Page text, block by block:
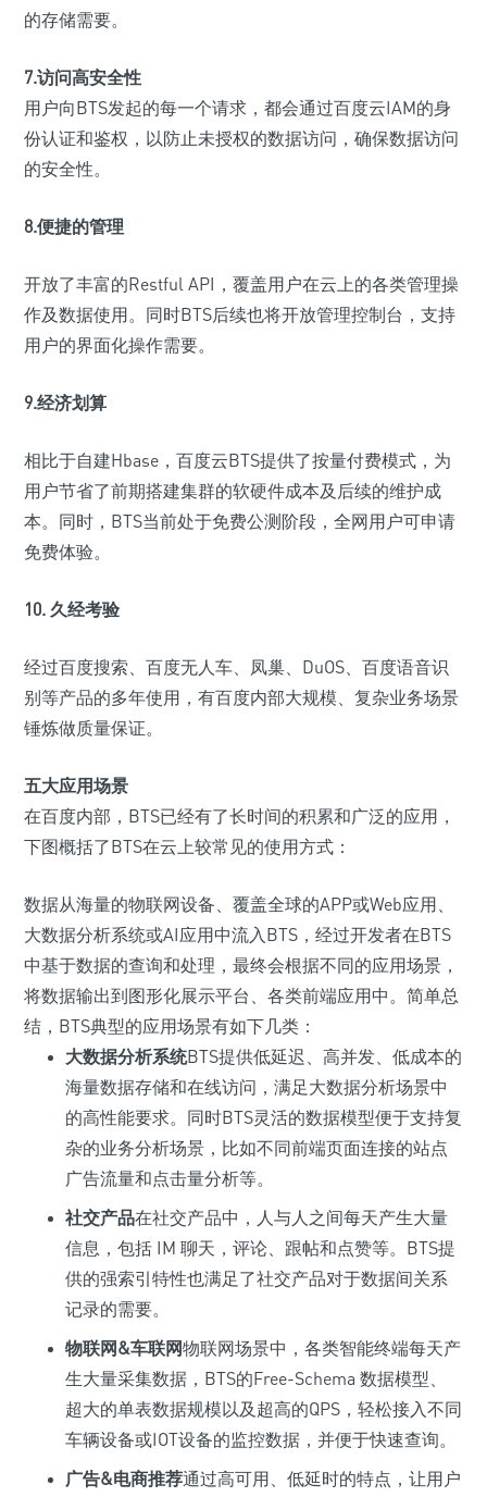
的存储需要。
7.访问高安全性
用户向BTS发起的每一个请求，都会通过百度云IAM的身
份认证和鉴权，以防止未授权的数据访问，确保数据访问
的安全性。
8.便捷的管理
开放了丰富的Restful API，覆盖用户在云上的各类管理操
作及数据使用。同时BTS后续也将开放管理控制台，支持
用户的界面化操作需要。
9.经济划算
相比于自建Hbase，百度云BTS提供了按量付费模式，为
用户节省了前期搭建集群的软硬件成本及后续的维护成
本。同时，BTS当前处于免费公测阶段，全网用户可申请
免费体验。
10. 久经考验
经过百度搜索、百度无人车、凤巢、DuOS、百度语音识
别等产品的多年使用，有百度内部大规模、复杂业务场景
锤炼做质量保证。
五大应用场景
在百度内部，BTS已经有了长时间的积累和广泛的应用，
下图概括了BTS在云上较常见的使用方式：
数据从海量的物联网设备、覆盖全球的APP或Web应用、
大数据分析系统或AI应用中流入BTS，经过开发者在BTS
中基于数据的查询和处理，最终会根据不同的应用场景，
将数据输出到图形化展示平台、各类前端应用中。简单总
结，BTS典型的应用场景有如下几类：
大数据分析系统BTS提供低延迟、高并发、低成本的
海量数据存储和在线访问，满足大数据分析场景中
的高性能要求。同时BTS灵活的数据模型便于支持复
杂的业务分析场景，比如不同前端页面连接的站点
广告流量和点击量分析等。
社交产品在社交产品中，人与人之间每天产生大量
信息，包括 IM 聊天，评论、跟帖和点赞等。BTS提
供的强索引特性也满足了社交产品对于数据间关系
记录的需要。
物联网&车联网物联网场景中，各类智能终端每天产
生大量采集数据，BTS的Free-Schema 数据模型、
超大的单表数据规模以及超高的QPS，轻松接入不同
车辆设备或IOT设备的监控数据，并便于快速查询。
广告&电商推荐通过高可用、低延时的特点，让用户